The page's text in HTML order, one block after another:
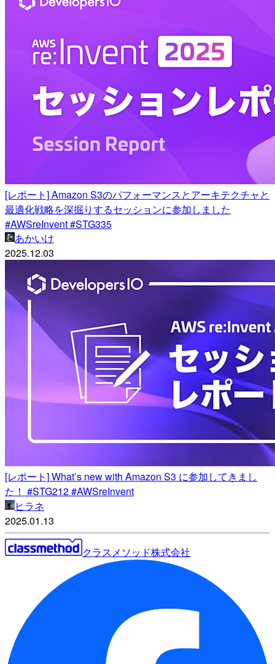
[レポート] Amazon S3のパフォーマンスとアーキテクチャと
最適化戦略を深掘りするセッションに参加しました
#AWSreInvent #STG335
あかいけ
2025.12.03
[レポート] What’s new with Amazon S3 に参加してきまし
た！ #STG212 #AWSreInvent
ヒラネ
2025.01.13
クラスメソッド株式会社